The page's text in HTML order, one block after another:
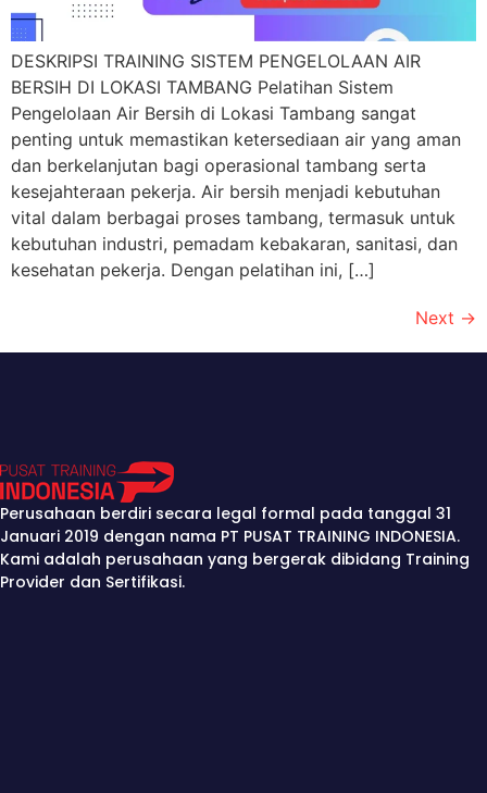
DESKRIPSI TRAINING SISTEM PENGELOLAAN AIR
BERSIH DI LOKASI TAMBANG Pelatihan Sistem
Pengelolaan Air Bersih di Lokasi Tambang sangat
penting untuk memastikan ketersediaan air yang aman
dan berkelanjutan bagi operasional tambang serta
kesejahteraan pekerja. Air bersih menjadi kebutuhan
vital dalam berbagai proses tambang, termasuk untuk
kebutuhan industri, pemadam kebakaran, sanitasi, dan
kesehatan pekerja. Dengan pelatihan ini, […]
Next →
Perusahaan berdiri secara legal formal pada tanggal 31
Januari 2019 dengan nama PT PUSAT TRAINING INDONESIA.
Kami adalah perusahaan yang bergerak dibidang Training
Provider dan Sertifikasi.